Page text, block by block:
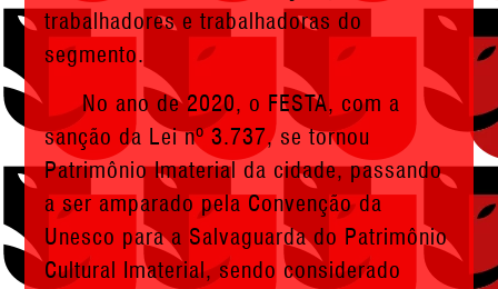
trabalhadores e trabalhadoras do
segmento.
No ano de 2020, o FESTA, com a
sanção da Lei nº 3.737,se tornou
Patrimônio Imaterial da cidade,passando
a ser amparado pela Convenção da
Unesco para a Salvaguarda do Patrimônio
Cultural Imaterial, sendo considerado